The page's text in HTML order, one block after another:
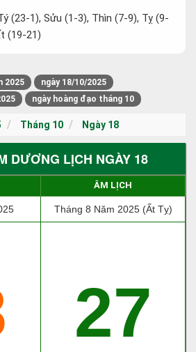
(23-1), Sửu (1-3), Thìn (7-9), Tỵ (9-
(19-21)
2025
ngày 18/10/2025
ngày hoàng đạo tháng 10
Tháng 10 Ngày 18
DƯƠNG LỊCH NGÀY 18
ÂM LỊCH
Tháng 8 Năm 2025 (Ất Tỵ)
27